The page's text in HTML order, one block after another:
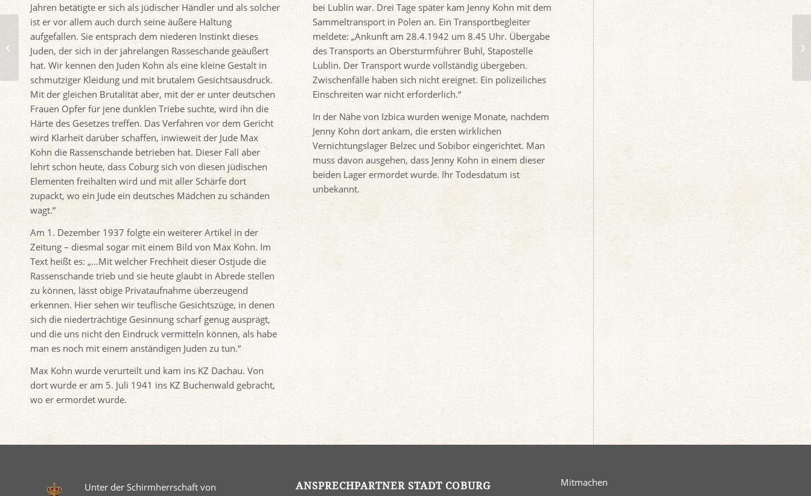
Jahren betätigte er sich als jüdischer Händler und als solcher
ist er vor allem auch durch seine äußere Haltung
aufgefallen. Sie entsprach dem niederen Instinkt dieses
Juden, der sich in der jahrelangen Rasseschande geäußert
hat. Wir kennen den Juden Kohn als eine kleine Gestalt in
schmutziger Kleidung und mit brutalem Gesichtsausdruck.
Mit der gleichen Brutalität aber, mit der er unter deutschen
Frauen Opfer für jene dunklen Triebe suchte, wird ihn die
Härte des Gesetzes treffen. Das Verfahren vor dem Gericht
wird Klarheit darüber schaffen, inwieweit der Jude Max
Kohn die Rassenschande betrieben hat. Dieser Fall aber
lehrt schon heute, dass Coburg sich von diesen jüdischen
Elementen freihalten wird und mit aller Schärfe dort
zupackt, wo ein Jude ein deutsches Mädchen zu schänden
wagt.“
Am 1. Dezember 1937 folgte ein weiterer Artikel in der
Zeitung – diesmal sogar mit einem Bild von Max Kohn. Im
Text heißt es: „…Mit welcher Frechheit dieser Ostjude die
Rassenschande trieb und sie heute glaubt in Abrede stellen
zu können, lässt obige Privataufnahme überzeugend
erkennen. Hier sehen wir teuflische Gesichtszüge, in denen
sich die niederträchtige Gesinnung scharf genug ausprägt,
und die uns nicht den Eindruck vermitteln können, als habe
man es noch mit einem anständigen Juden zu tun.“
Max Kohn wurde verurteilt und kam ins KZ Dachau. Von
dort wurde er am 5. Juli 1941 ins KZ Buchenwald gebracht,
wo er ermordet wurde.
bei Lublin war. Drei Tage später kam Jenny Kohn mit dem
Sammeltransport in Polen an. Ein Transportbegleiter
meldete: „Ankunft am 28.4.1942 um 8.45 Uhr. Übergabe
des Transports an Obersturmführer Buhl, Stapostelle
Lublin. Der Transport wurde vollständig übergeben.
Zwischenfälle haben sich nicht ereignet. Ein polizeiliches
Einschreiten war nicht erforderlich.“
In der Nähe von Izbica wurden wenige Monate, nachdem
Jenny Kohn dort ankam, die ersten wirklichen
Vernichtungslager Belzec und Sobibor eingerichtet. Man
muss davon ausgehen, dass Jenny Kohn in einem dieser
beiden Lager ermordet wurde. Ihr Todesdatum ist
unbekannt.
Unter der Schirmherrschaft von
ANSPRECHPARTNER STADT COBURG
Mitmachen
Hermann und Max
Ehrlich, Sally-Ehrlich-
Straße 10